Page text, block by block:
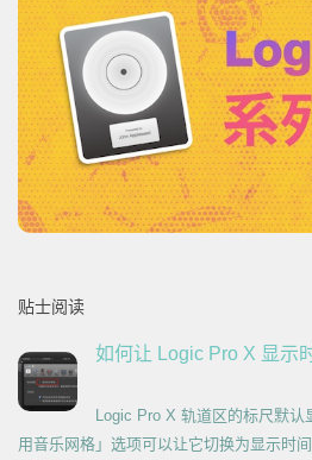
贴士阅读
如何让 Logic Pro X 显示
Logic Pro X 轨道区的标尺默
用音乐网格」选项可以让它切换为显示时间